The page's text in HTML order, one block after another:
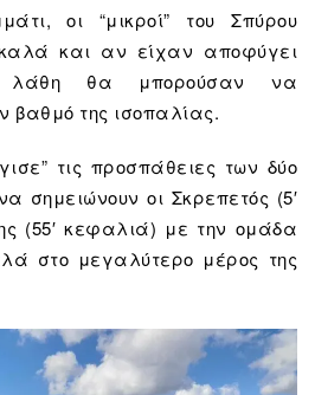
οι “μικροί” του Σπύρου
και αν είχαν αποφύγει
λάθη θα μπορούσαν να
βαθμό της ισοπαλίας.
τις προσπάθειες των δύο
σημειώνουν οι Σκρεπετός (5′
(55′ κεφαλιά) με την ομάδα
στο μεγαλύτερο μέρος της